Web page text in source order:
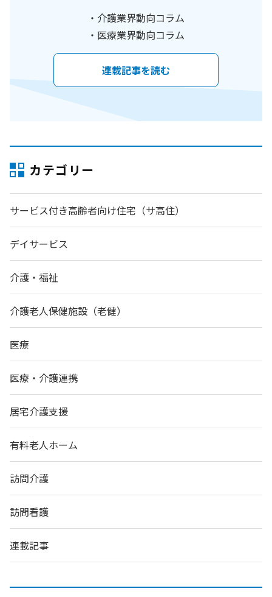
介護業界動向コラム
医療業界動向コラム
連載記事を読む
カテゴリー
サービス付き高齢者向け住宅（サ高住）
デイサービス
介護・福祉
介護老人保健施設（老健）
医療
医療・介護連携
居宅介護支援
有料老人ホーム
訪問介護
訪問看護
連載記事